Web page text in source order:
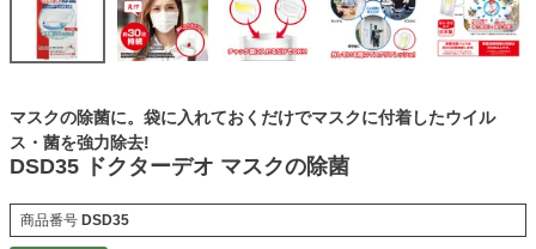
マスクの除菌に。袋に入れておくだけでマスクに付着したウイル
ス・菌を強力除去!
DSD35 ドクターデオ マスクの除菌
商品番号 DSD35